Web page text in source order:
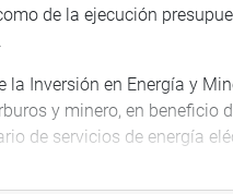
de la ejecución
la Inversión en Energía y
y minero, en beneficio
de servicios de energía